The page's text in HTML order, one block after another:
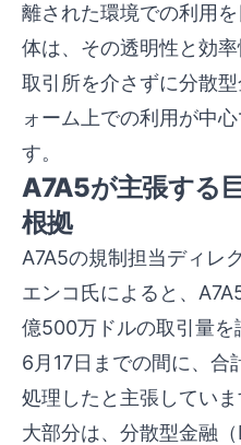
離された環境での利用
体は、その透明性と効
取引所を介さずに分散
ォーム上での利用が中
す。
A7A5が主張する
根拠
A7A5の規制担当ディレ
エンコ氏によると、
億500万ドルの取引量を
6月17日までの間に、
処理したと主張してい
大部分は、分散型金融